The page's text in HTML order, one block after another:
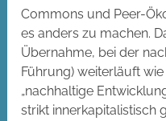
Commons und Peer-
es anders zu machen.
Übernahme, bei der
Führung) weiterläuft
„nachhaltige
strikt innerkapitalistisch